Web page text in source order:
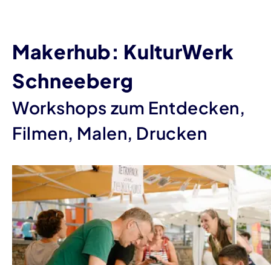
Makerhub: KulturWerk
Schneeberg
Workshops zum Entdecken,
Filmen, Malen, Drucken